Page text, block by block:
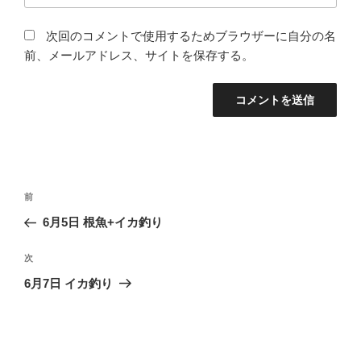
次回のコメントで使用するためブラウザーに自分の名
前、メールアドレス、サイトを保存する。
投
ナ
ビ
ゲ
前
の
稿
前
6月5日 根魚+イカ釣り
次
の
次
6月7日 イカ釣り